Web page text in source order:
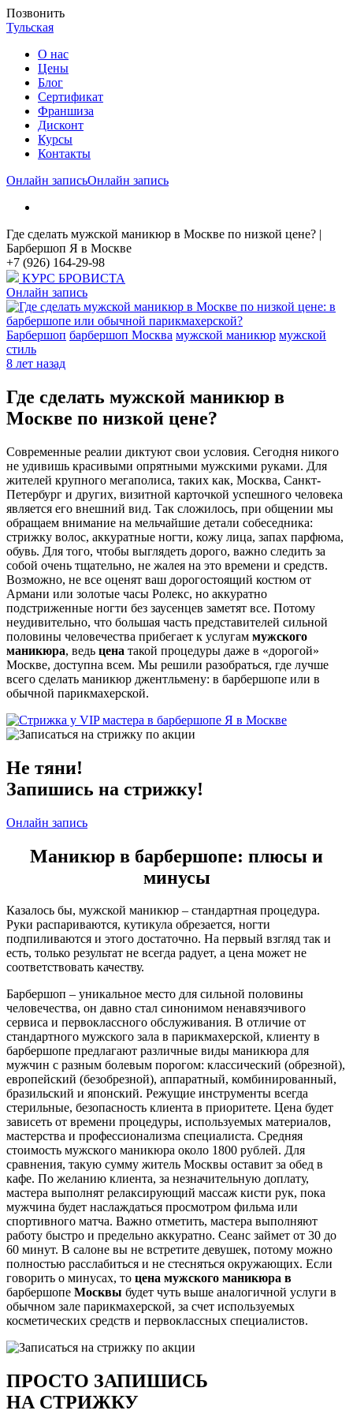
Позвонить
Тульская
О нас
Цены
Блог
Cертификат
Франшиза
Дисконт
Курсы
Контакты
Онлайн записьОнлайн запись
Где сделать мужской маникюр в Москве по низкой цене? |
Барбершоп Я в Москве
+7 (926) 164-29-98
КУРС БРОВИСТА
Онлайн запись
Барбершоп барбершоп Москва мужской маникюр мужской
стиль
8 лет назад
Где сделать мужской маникюр в
Москве по низкой цене?
Современные реалии диктуют свои условия. Сегодня никого
не удивишь красивыми опрятными мужскими руками. Для
жителей крупного мегаполиса, таких как, Москва, Санкт-
Петербург и других, визитной карточкой успешного человека
является его внешний вид. Так сложилось, при общении мы
обращаем внимание на мельчайшие детали собеседника:
стрижку волос, аккуратные ногти, кожу лица, запах парфюма,
обувь. Для того, чтобы выглядеть дорого, важно следить за
собой очень тщательно, не жалея на это времени и средств.
Возможно, не все оценят ваш дорогостоящий костюм от
Армани или золотые часы Ролекс, но аккуратно
подстриженные ногти без заусенцев заметят все. Потому
неудивительно, что большая часть представителей сильной
половины человечества прибегает к услугам мужского
маникюра, ведь цена такой процедуры даже в «дорогой»
Москве, доступна всем. Мы решили разобраться, где лучше
всего сделать маникюр джентльмену: в барбершопе или в
обычной парикмахерской.
Не тяни!
Запишись на стрижку!
Онлайн запись
Маникюр в барбершопе: плюсы и
минусы
Казалось бы, мужской маникюр – стандартная процедура.
Руки распариваются, кутикула обрезается, ногти
подпиливаются и этого достаточно. На первый взгляд так и
есть, только результат не всегда радует, а цена может не
соответствовать качеству.
Барбершоп – уникальное место для сильной половины
человечества, он давно стал синонимом ненавязчивого
сервиса и первоклассного обслуживания. В отличие от
стандартного мужского зала в парикмахерской, клиенту в
барбершопе предлагают различные виды маникюра для
мужчин с разным болевым порогом: классический (обрезной),
европейский (безобрезной), аппаратный, комбинированный,
бразильский и японский. Режущие инструменты всегда
стерильные, безопасность клиента в приоритете. Цена будет
зависеть от времени процедуры, используемых материалов,
мастерства и профессионализма специалиста. Средняя
стоимость мужского маникюра около 1800 рублей. Для
сравнения, такую сумму житель Москвы оставит за обед в
кафе. По желанию клиента, за незначительную доплату,
мастера выполнят релаксирующий массаж кисти рук, пока
мужчина будет наслаждаться просмотром фильма или
спортивного матча. Важно отметить, мастера выполняют
работу быстро и предельно аккуратно. Сеанс займет от 30 до
60 минут. В салоне вы не встретите девушек, потому можно
полностью расслабиться и не стесняться окружающих. Если
говорить о минусах, то цена мужского маникюра в
барбершопе Москвы будет чуть выше аналогичной услуги в
обычном зале парикмахерской, за счет используемых
косметических средств и первоклассных специалистов.
ПРОСТО ЗАПИШИСЬ
НА СТРИЖКУ